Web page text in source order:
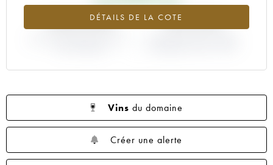
1949 1947 1946
DÉTAILS DE LA COTE
+243.05% +22.92%
Vins du domaine
Créer une alerte